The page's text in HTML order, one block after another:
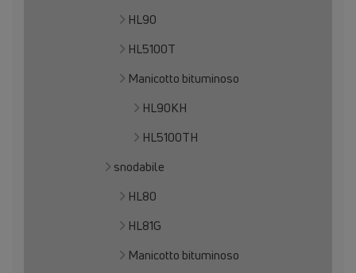
HL90
HL5100T
Manicotto bituminoso
HL90KH
HL5100TH
snodabile
HL80
HL81G
Manicotto bituminoso